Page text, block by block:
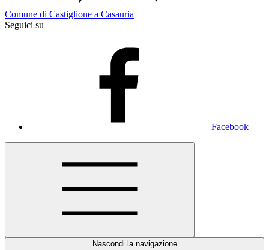
Comune di Castiglione a Casauria
Seguici su
Facebook
Nascondi la navigazione